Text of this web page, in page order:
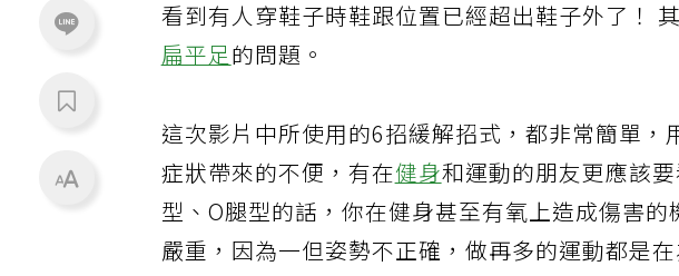
看到有人穿鞋子時鞋跟位置已經超出鞋子外了！
扁平足的問題。
這次影片中所使用的6招緩解招式，都非常簡單，
症狀帶來的不便，有在健身和運動的朋友更應該
型、O腿型的話，你在健身甚至有氧上造成傷害
嚴重，因為一但姿勢不正確，做再多的運動都是